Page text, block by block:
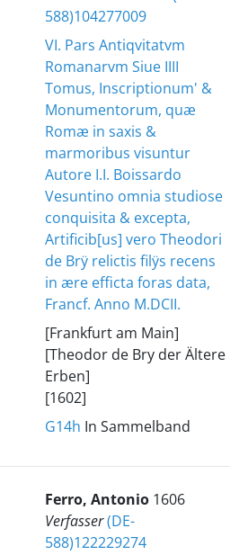
588)104277009
VI. Pars Antiqvitatvm
Romanarvm Siue IIII
Tomus, Inscriptionum' &
Monumentorum, quæ
Romæ in saxis &
marmoribus visuntur
Autore I.I. Boissardo
Vesuntino omnia studiose
conquisita & excepta,
Artificib[us] vero Theodori
de Brÿ relictis filÿs recens
in ære efficta foras data,
Francf. Anno M.DCII.
[Frankfurt am Main]
[Theodor de Bry der Ältere
Erben]
[1602]
G14h In Sammelband
Ferro, Antonio 1606
Verfasser(DE-
588)122229274